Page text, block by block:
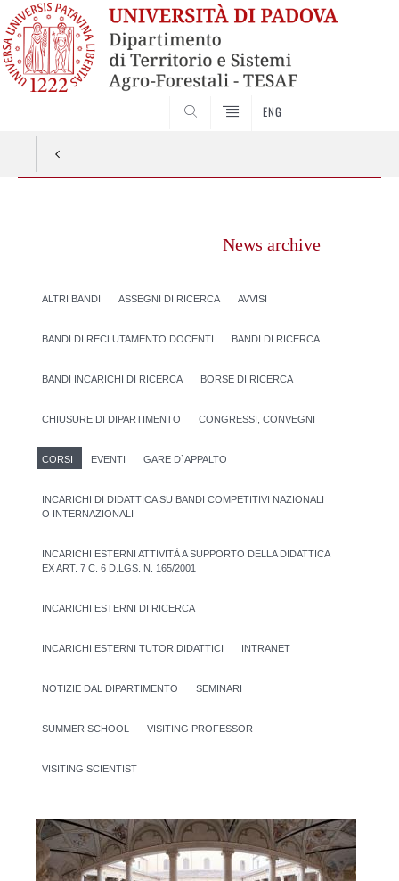
ENG
News archive
ALTRI BANDI ASSEGNI DI RICERCA AVVISI
BANDI DI RECLUTAMENTO DOCENTI BANDI DI RICERCA
BANDI INCARICHI DI RICERCA BORSE DI RICERCA
CHIUSURE DI DIPARTIMENTO CONGRESSI, CONVEGNI
CORSI EVENTI GARE D`APPALTO
INCARICHI DI DIDATTICA SU BANDI COMPETITIVI NAZIONALI
O INTERNAZIONALI
INCARICHI ESTERNI ATTIVITÀ A SUPPORTO DELLA DIDATTICA
EX ART. 7 C. 6 D.LGS. N. 165/2001
INCARICHI ESTERNI DI RICERCA
INCARICHI ESTERNI TUTOR DIDATTICI INTRANET
NOTIZIE DAL DIPARTIMENTO SEMINARI
SUMMER SCHOOL VISITING PROFESSOR
VISITING SCIENTIST